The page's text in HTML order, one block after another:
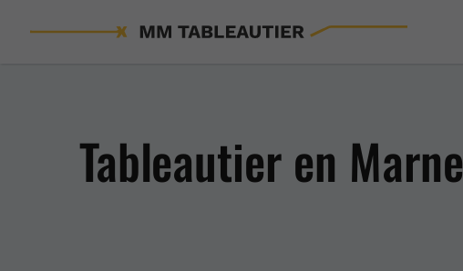
Tableautier en Marne